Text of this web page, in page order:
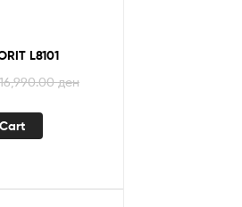
L8101
16,990.00ден